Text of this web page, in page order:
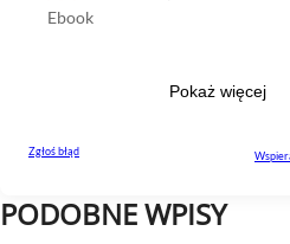
PODOBNE WPISY